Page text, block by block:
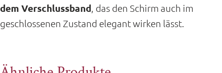
dem Verschlussband, das den Schirm auch im
geschlossenen Zustand elegant wirken lässt.